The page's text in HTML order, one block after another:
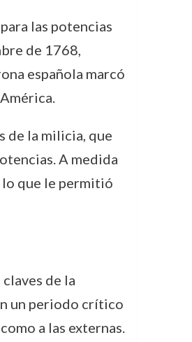
las potencias
de 1768,
española marcó
de la milicia, que
A medida
lo que le permitió
de la
un periodo crítico
a las externas.